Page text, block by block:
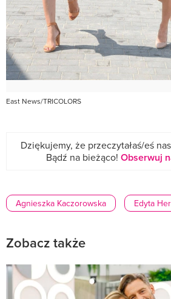
East News/TRICOLORS
Dziękujemy, że przeczytałaś/eś
Bądź na bieżąco! Obserwuj
Agnieszka Kaczorowska Edyta
Zobacz także